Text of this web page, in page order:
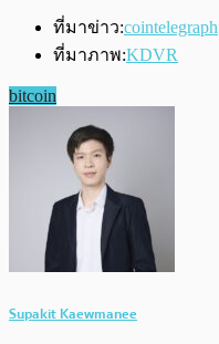
ที่มาข่าว:cointelegraph
ที่มาภาพ:KDVR
bitcoin
Supakit Kaewmanee